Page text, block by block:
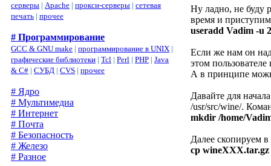
серверы | Apache | прокси-серверы | сетевая
печать | прочее
# Программирование
GCC & GNU make | программирование в UNIX |
графические библиотеки | Tcl | Perl | PHP | Java
& C# | СУБД | CVS | прочее
# Ядро
# Мультимедиа
# Интернет
# Почта
# Безопасность
# Железо
# Разное
Ну ладно, не буду
время и
useradd Vadim -u
Если же нам он
этом
А в принципе
Давайте для
/usr/src/wine/.
mkdir /home/
Далее скопируем
cp